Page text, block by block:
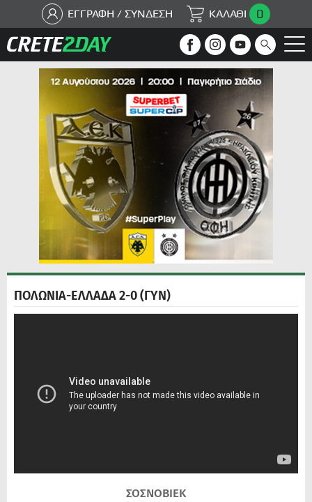
ΕΓΓΡΑΦΗ / ΣΥΝΔΕΣΗ ΚΑΛΑΘΙ 0
ΠΟΛΩΝΙΑ-ΕΛΛΑΔΑ 2-0 (ΓΥΝ)
ΣΟΣΝΟΒΙΕΚ